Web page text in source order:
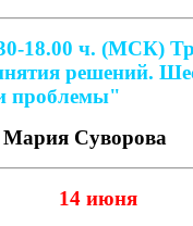
18.00 ч. (МСК)
решений.
проблемы"
Мария Суворова
14 июня